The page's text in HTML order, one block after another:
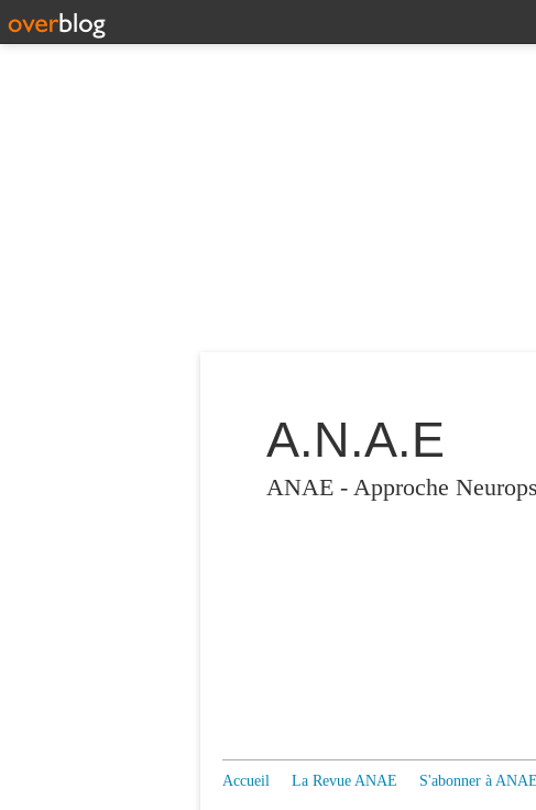
A.N.A.E
ANAE - Approche
Accueil La Revue ANAE S'abonner à ANAE